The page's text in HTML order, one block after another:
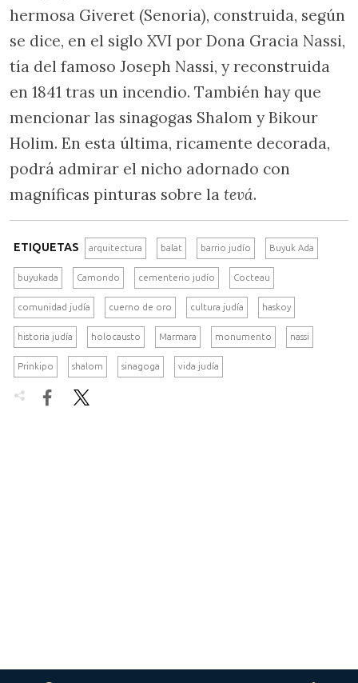
hermosa Giveret (Senoria), construida, según
se dice, en el siglo XVI por Dona Gracia Nassi,
tía del famoso Joseph Nassi, y reconstruida
en 1841 tras un incendio. También hay que
mencionar las sinagogas Shalom y Bikour
Holim. En esta última, ricamente decorada,
podrá admirar el nicho adornado con
magníficas pinturas sobre la tevá.
ETIQUETAS arquitectura balat barrio judío Buyuk Ada
buyukada Camondo cementerio judío Cocteau
comunidad judía cuerno de oro cultura judía haskoy
historia judía holocausto Marmara monumento nassi
Prinkipo shalom sinagoga vida judía
 